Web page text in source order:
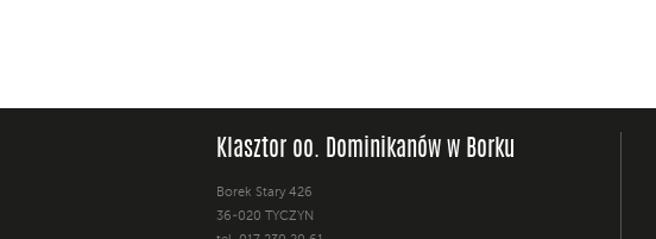
Klasztor oo. Dominikanów w Borku
Borek Stary 426
36-020 TYCZYN